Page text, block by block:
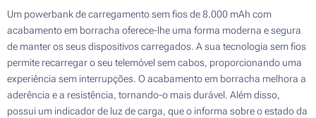
Um powerbank de carregamento sem fios de 8.000 mAh com
acabamento em borracha oferece-lhe uma forma moderna e segura
de manter os seus dispositivos carregados. A sua tecnologia sem fios
permite recarregar o seu telemóvel sem cabos, proporcionando uma
experiência sem interrupções. O acabamento em borracha melhora a
aderência e a resistência, tornando-o mais durável. Além disso,
possui um indicador de luz de carga, que o informa sobre o estado da